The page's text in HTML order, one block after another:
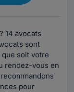
14 avocats
sont
soit votre
rendez-vous en
pour